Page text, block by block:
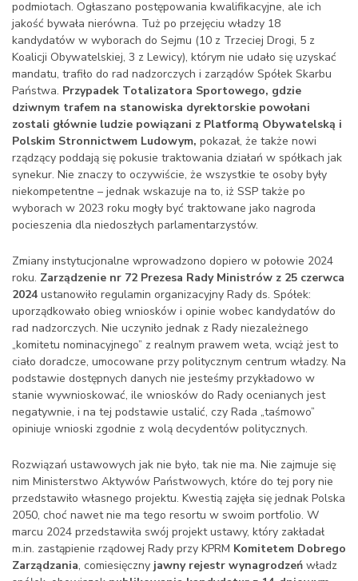
podmiotach. Ogłaszano postępowania kwalifikacyjne, ale ich
jakość bywała nierówna. Tuż po przejęciu władzy 18
kandydatów w wyborach do Sejmu (10 z Trzeciej Drogi, 5 z
Koalicji Obywatelskiej, 3 z Lewicy), którym nie udało się uzyskać
mandatu, trafiło do rad nadzorczych i zarządów Spółek Skarbu
Państwa. Przypadek Totalizatora Sportowego, gdzie
dziwnym trafem na stanowiska dyrektorskie powołani
zostali głównie ludzie powiązani z Platformą Obywatelską i
Polskim Stronnictwem Ludowym, pokazał, że także nowi
rządzący poddają się pokusie traktowania działań w spółkach jak
synekur. Nie znaczy to oczywiście, że wszystkie te osoby były
niekompetentne – jednak wskazuje na to, iż SSP także po
wyborach w 2023 roku mogły być traktowane jako nagroda
pocieszenia dla niedoszłych parlamentarzystów.
Zmiany instytucjonalne wprowadzono dopiero w połowie 2024
roku. Zarządzenie nr 72 Prezesa Rady Ministrów z 25 czerwca
2024 ustanowiło regulamin organizacyjny Rady ds. Spółek:
uporządkowało obieg wniosków i opinie wobec kandydatów do
rad nadzorczych. Nie uczyniło jednak z Rady niezależnego
„komitetu nominacyjnego” z realnym prawem weta, wciąż jest to
ciało doradcze, umocowane przy politycznym centrum władzy. Na
podstawie dostępnych danych nie jesteśmy przykładowo w
stanie wywnioskować, ile wniosków do Rady ocenianych jest
negatywnie, i na tej podstawie ustalić, czy Rada „taśmowo”
opiniuje wnioski zgodnie z wolą decydentów politycznych.
Rozwiązań ustawowych jak nie było, tak nie ma. Nie zajmuje się
nim Ministerstwo Aktywów Państwowych, które do tej pory nie
przedstawiło własnego projektu. Kwestią zajęła się jednak Polska
2050, choć nawet nie ma tego resortu w swoim portfolio. W
marcu 2024 przedstawiła swój projekt ustawy, który zakładał
m.in. zastąpienie rządowej Rady przy KPRM Komitetem Dobrego
Zarządzania, comiesięczny jawny rejestr wynagrodzeń władz